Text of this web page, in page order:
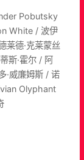
Pobutsky
White / 波伊
莱德·克莱蒙丝
斯·霍尔 / 阿
·威廉姆斯 / 诺
Olyphant